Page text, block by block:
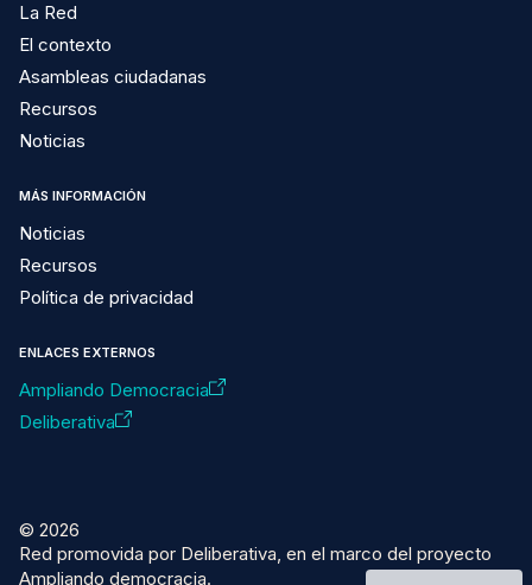
La Red
El contexto
Asambleas ciudadanas
Recursos
Noticias
MÁS INFORMACIÓN
Noticias
Recursos
Política de privacidad
ENLACES EXTERNOS
Ampliando Democracia
Deliberativa
© 2026
Red promovida por Deliberativa, en el marco del proyecto
Ampliando democracia.